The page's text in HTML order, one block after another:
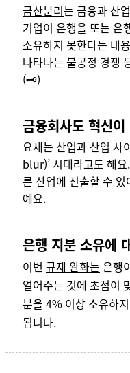
금산분리는 금융과 산
기업이 은행을 또는 은
소유하지 못한다는 내
나타나는 불공정 경쟁
(🗝️)
금융회사도 혁신
요새는 산업과 산업 사
blur)’ 시대라고도 해
른 산업에 진출할 수
예요.
은행 지분 소유에
이번 규제 완화는 은행
열어주는 것에 초점이
분을 4% 이상 소유하
됩니다.